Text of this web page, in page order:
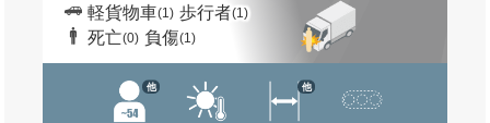
軽貨物車(1) 歩行者(1)
死亡(0) 負傷(1)
他 他